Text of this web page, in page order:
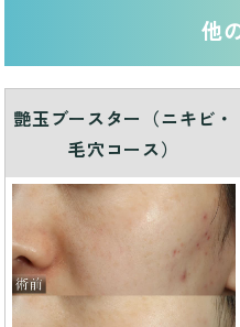
他
艶玉ブースター（ニキビ・
毛穴コース）